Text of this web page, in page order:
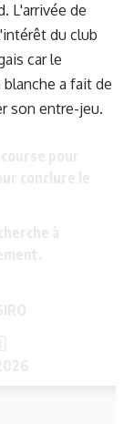
L'arrivée de
du club
car le
a fait de
son entre-jeu.